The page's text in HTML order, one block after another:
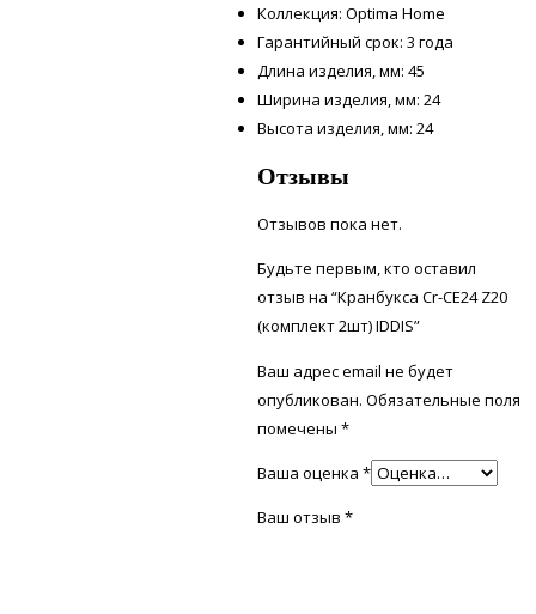
Коллекция: Optima Home
Гарантийный срок: 3 года
Длина изделия, мм: 45
Ширина изделия, мм: 24
Высота изделия, мм: 24
Отзывы
Отзывов пока нет.
Будьте первым, кто оставил
отзыв на “Кранбукса Cr-CE24 Z20
(комплект 2шт) IDDIS”
Ваш адрес email не будет
опубликован. Обязательные поля
помечены*
Ваша оценка*
Ваш отзыв*